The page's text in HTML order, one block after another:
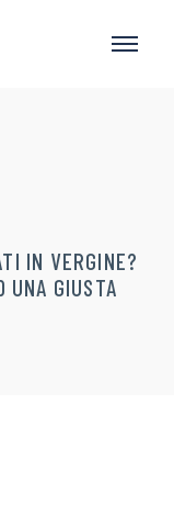
IN VERGINE?
UNA GIUSTA